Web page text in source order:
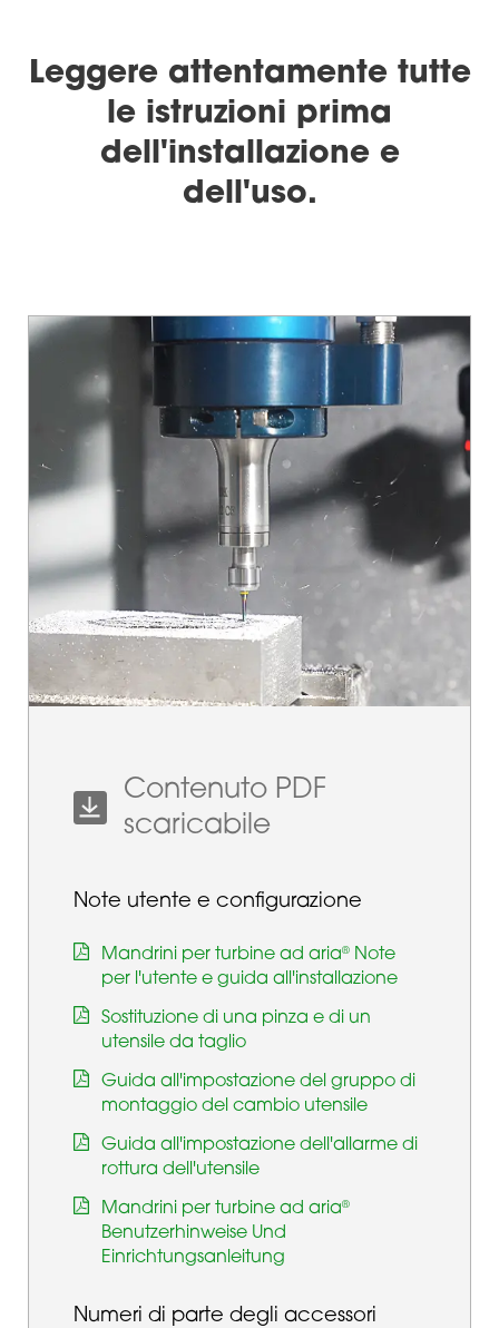
Leggere attentamente tutte
le istruzioni prima
dell'installazione e
dell'uso.
Contenuto PDF
scaricabile
Note utente e configurazione
Mandrini per turbine ad aria®
Note
per l'utente e guida all'installazione
Sostituzione di una pinza e di un
utensile da taglio
Guida all'impostazione del gruppo di
montaggio del cambio utensile
Guida all'impostazione dell'allarme di
rottura dell'utensile
Mandrini per turbine ad aria®
Benutzerhinweise Und
Einrichtungsanleitung
Numeri di parte degli accessori